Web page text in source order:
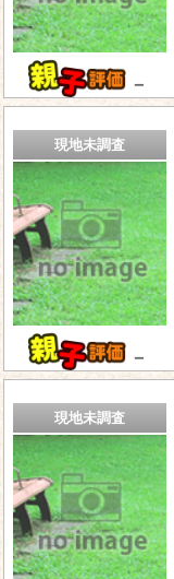
－
現地未調査
－
現地未調査